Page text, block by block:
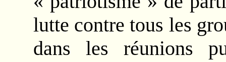
lutte contre tous les
dans les réunions